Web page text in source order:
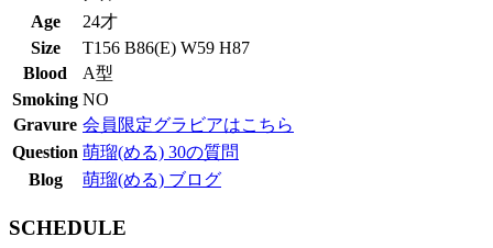
Age
24才
Size
T156 B86(E) W59 H87
Blood
A型
Smoking NO
Gravure 会員限定グラビアはこちら
Question 萌瑠(める) 30の質問
Blog
萌瑠(める) ブログ
SCHEDULE